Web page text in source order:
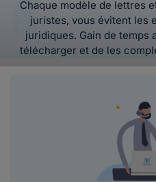
Chaque modèle de lettres
juristes, vous évitent les
juridiques. Gain de temps
télécharger et de les